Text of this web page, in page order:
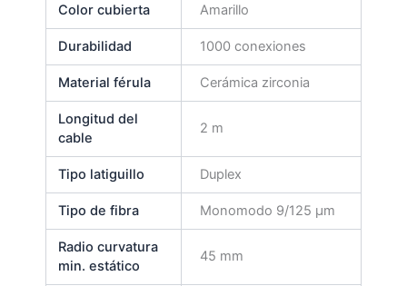
Color cubierta Amarillo
Durabilidad 1000 conexiones
Material férula Cerámica zirconia
Longitud del
cable
2 m
Tipo latiguillo Duplex
Tipo de fibra Monomodo 9/125 µm
Radio curvatura
min. estático
45 mm